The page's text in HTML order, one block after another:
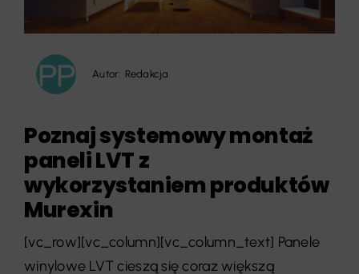
Autor: Redakcja
Poznaj systemowy montaż
paneli LVT z
wykorzystaniem produktów
Murexin
[vc_row][vc_column][vc_column_text] Panele
winylowe LVT cieszą się coraz większą